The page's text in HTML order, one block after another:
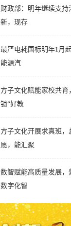
财政部：明年继续支持
新，现存
最严电耗国标明年1月
能源汽
方子文化赋能家校共育
锁“好教
方子文化开展求真班，
愿，能汇聚
数智赋能高质量发展，
数字化智